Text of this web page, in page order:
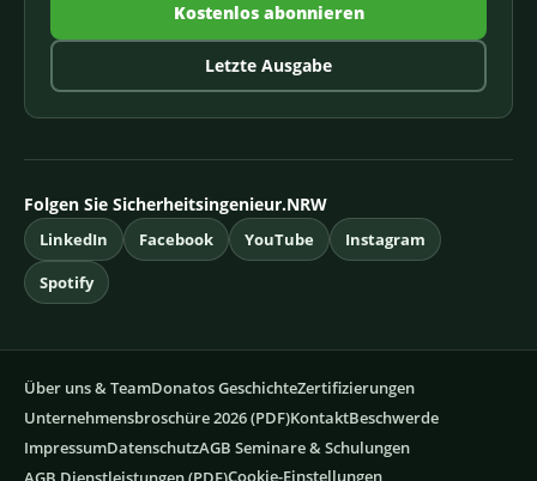
Kostenlos abonnieren
Letzte Ausgabe
Folgen Sie Sicherheitsingenieur.NRW
LinkedIn Facebook YouTube
Instagram
Spotify
Über uns & TeamDonatos GeschichteZertifizierungen
Unternehmensbroschüre 2026 (PDF)KontaktBeschwerde
ImpressumDatenschutzAGB Seminare & Schulungen
Cookie-Einstellungen